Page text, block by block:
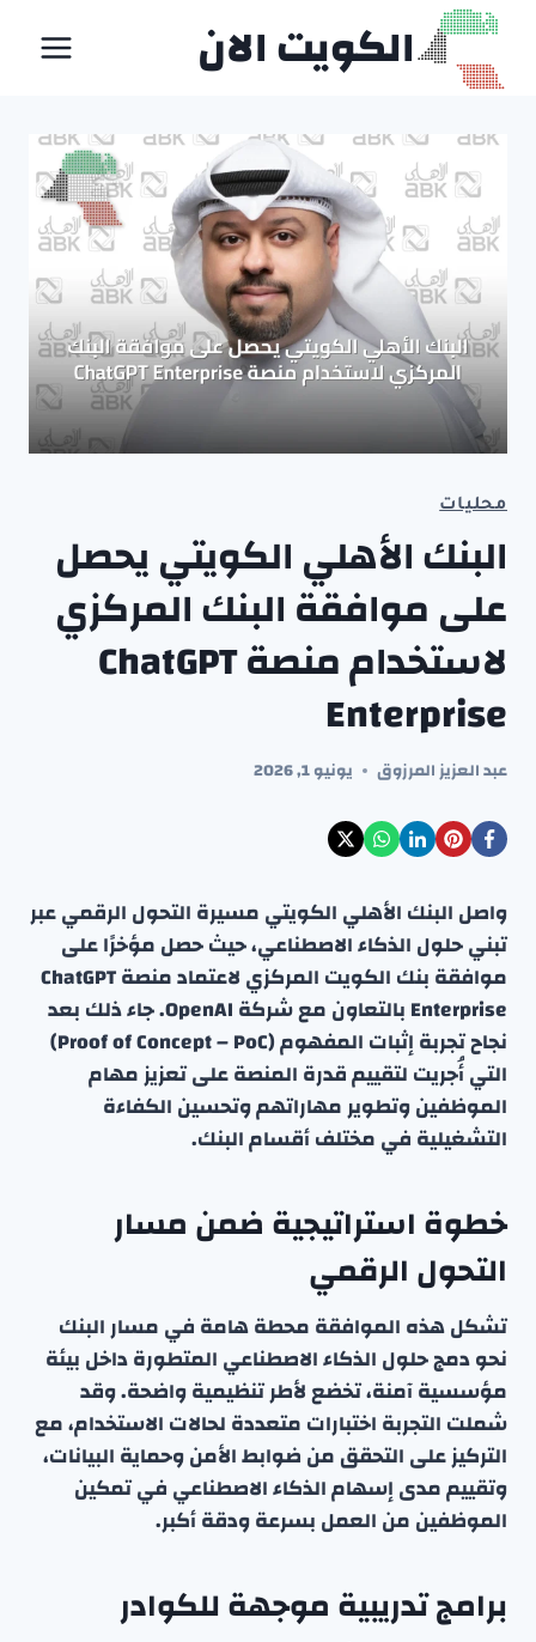
التجاوز
المحتوى
الكويت الان
محليات
البنك الأهلي الكويتي يحصل
على موافقة البنك المركزي
لاستخدام منصة ChatGPT
Enterprise
عبد العزيز المرزوق يونيو 1, 2026
واصل البنك الأهلي الكويتي مسيرة التحول الرقمي عبر
تبني حلول الذكاء الاصطناعي، حيث حصل مؤخرًا على
موافقة بنك الكويت المركزي لاعتماد منصة ChatGPT
Enterprise بالتعاون مع شركة OpenAI. جاء ذلك بعد
نجاح تجربة إثبات المفهوم (Proof of Concept – PoC)
التي أُجريت لتقييم قدرة المنصة على تعزيز مهام
الموظفين وتطوير مهاراتهم وتحسين الكفاءة
التشغيلية في مختلف أقسام البنك.
خطوة استراتيجية ضمن مسار
التحول الرقمي
تشكل هذه الموافقة محطة هامة في مسار البنك
نحو دمج حلول الذكاء الاصطناعي المتطورة داخل بيئة
مؤسسية آمنة، تخضع لأطر تنظيمية واضحة. وقد
شملت التجربة اختبارات متعددة لحالات الاستخدام، مع
التركيز على التحقق من ضوابط الأمن وحماية البيانات،
وتقييم مدى إسهام الذكاء الاصطناعي في تمكين
الموظفين من العمل بسرعة ودقة أكبر.
برامج تدريبية موجهة للكوادر